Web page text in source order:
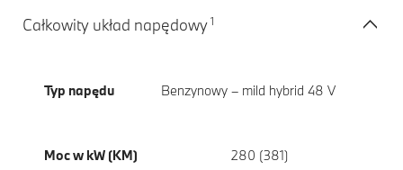
Całkowity układ napędowy1
Typ napędu Benzynowy – mild hybrid 48 V
Moc w kW (KM) 280 (381)